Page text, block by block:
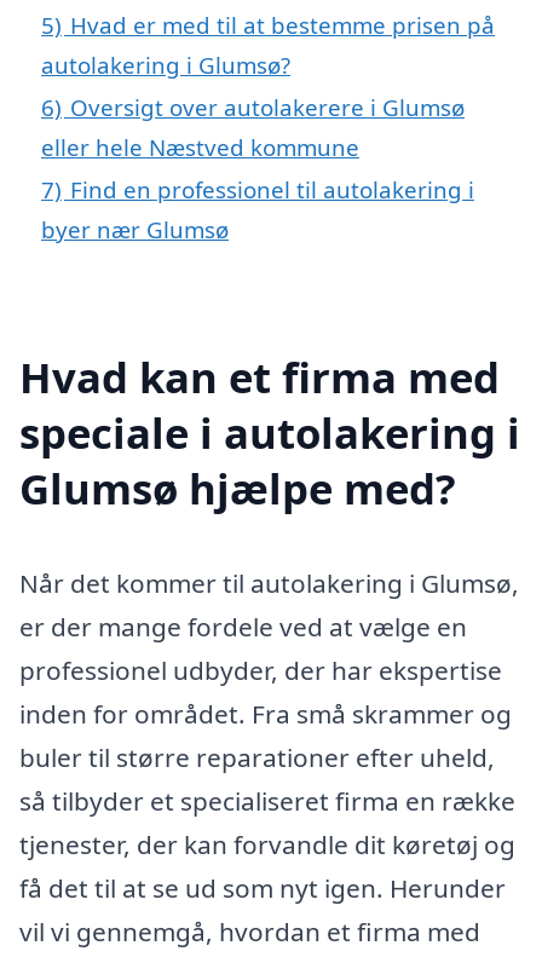
5) Hvad er med til at bestemme prisen på
autolakering i Glumsø?
6) Oversigt over autolakerere i Glumsø
eller hele Næstved kommune
7) Find en professionel til autolakering i
byer nær Glumsø
Hvad kan et firma med
speciale i autolakering i
Glumsø hjælpe med?
Når det kommer til autolakering i Glumsø,
er der mange fordele ved at vælge en
professionel udbyder, der har ekspertise
inden for området. Fra små skrammer og
buler til større reparationer efter uheld,
så tilbyder et specialiseret firma en række
tjenester, der kan forvandle dit køretøj og
få det til at se ud som nyt igen. Herunder
vil vi gennemgå, hvordan et firma med